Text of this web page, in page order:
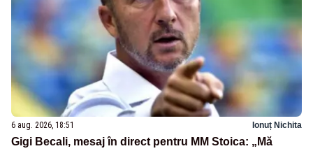
6 aug. 2026, 18:51 Ionuț Nichita
Gigi Becali, mesaj în direct pentru MM Stoica: „Mă